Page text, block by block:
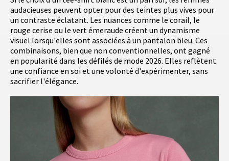
audacieuses peuvent opter pour des teintes plus vives pour
un contraste éclatant. Les nuances comme le corail, le
rouge cerise ou le vert émeraude créent un dynamisme
visuel lorsqu'elles sont associées à un pantalon bleu. Ces
combinaisons, bien que non conventionnelles, ont gagné
en popularité dans les défilés de mode 2026. Elles reflètent
une confiance en soi et une volonté d'expérimenter, sans
sacrifier l'élégance.